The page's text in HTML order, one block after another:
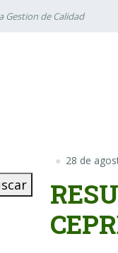
Gestion de Calidad
28 de